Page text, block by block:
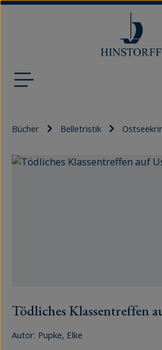
Bücher Belletristik
Bildergalerie überspringen
Tödliches Klassentreffen
Autor: Pupke, Elke